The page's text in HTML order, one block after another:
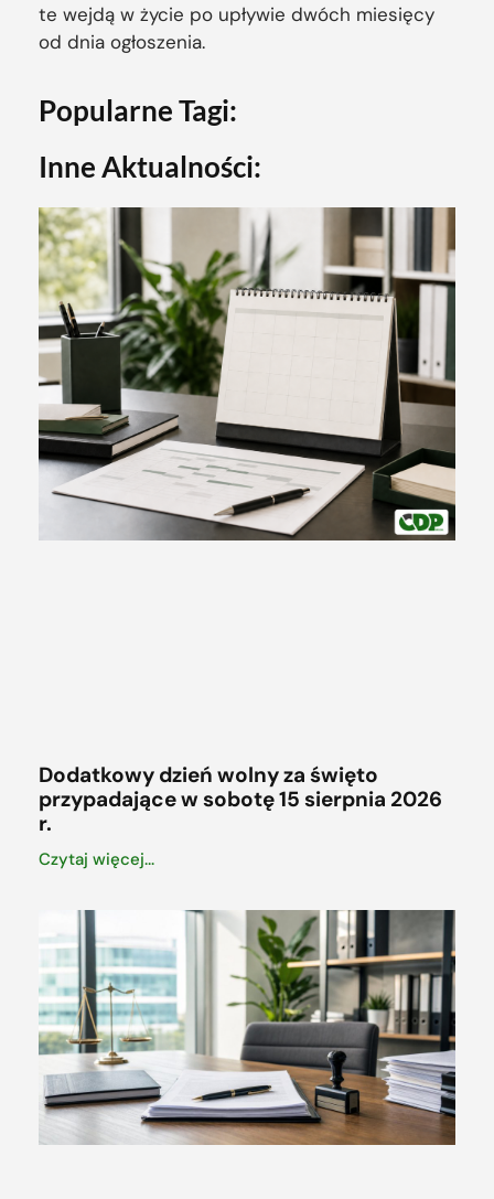
te wejdą w życie po upływie dwóch miesięcy
od dnia ogłoszenia.
Popularne Tagi:
Inne Aktualności:
Dodatkowy dzień wolny za święto
przypadające w sobotę 15 sierpnia 2026
r.
Czytaj więcej...